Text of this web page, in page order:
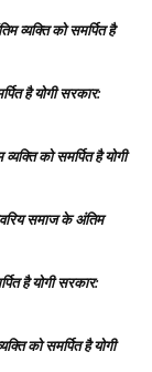
व्यक्ति को समर्पित है
है योगी सरकार:
को समर्पित है योगी
समाज के अंतिम
है योगी सरकार:
को समर्पित है योगी